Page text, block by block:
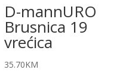
D-mannURO
Brusnica 19
vrećica
35.70KM